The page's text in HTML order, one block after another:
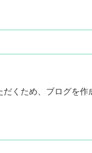
くため、ブログを